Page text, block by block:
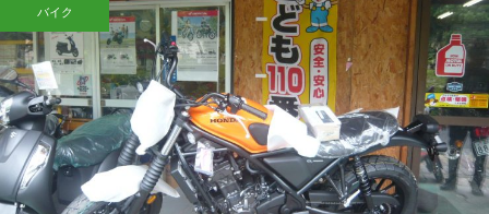
バイク